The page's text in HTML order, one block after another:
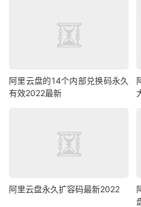
阿里云盘的14个内部兑换码永久
有效2022最新
阿里云盘永久扩容码最新2022